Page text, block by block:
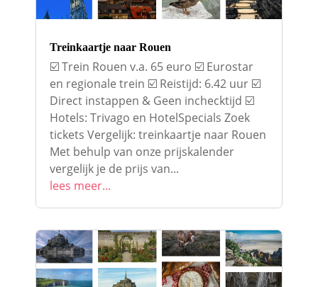
Treinkaartje naar Rouen
☑️ Trein Rouen v.a. 65 euro ☑️ Eurostar
en regionale trein ☑️ Reistijd: 6.42 uur ☑️
Direct instappen & Geen inchecktijd ☑️
Hotels: Trivago en HotelSpecials Zoek
tickets Vergelijk: treinkaartje naar Rouen
Met behulp van onze prijskalender
vergelijk je de prijs van...
lees meer...